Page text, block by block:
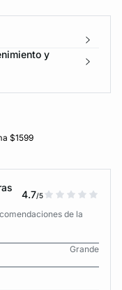
y
$1599
4.7/5
de la
Grande